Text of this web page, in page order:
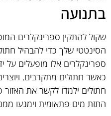
בתנועה
שקול להתקין ספרינקלרים
הסינטטי שלך כדי להבהיל
ספרינקלרים אלו מופעלים על
כאשר חתולים מתקרבים,
חתולים ילמדו לקשר את
התזת מים פתאומית וימנעו